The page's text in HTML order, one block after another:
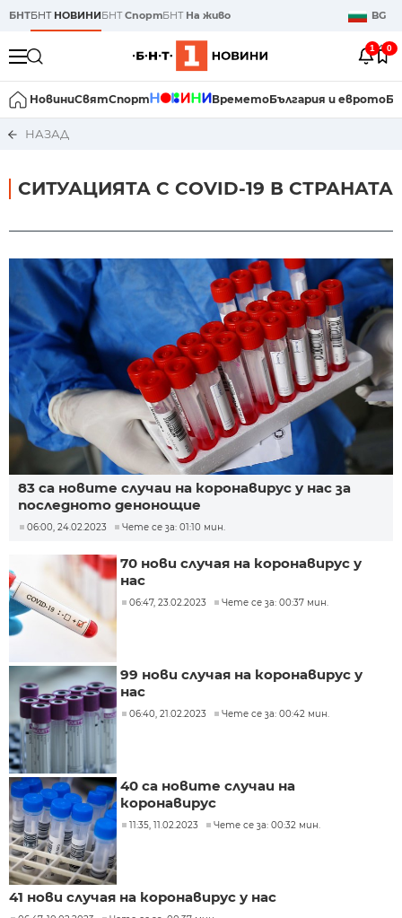
БНТБНТ НОВИНИБНТСпортБНТ На живо BG
1 0
НовиниСвятСпорт ВреметоБългария и еврото
НАЗАД
СИТУАЦИЯТА С COVID-19 В СТРАНАТА
83 са новите случаи на коронавирус у нас за
последното денонощие
06:00, 24.02.2023 Чете се за: 01:10 мин.
70 нови случая на коронавирус у
нас
06:47, 23.02.2023 Чете се за: 00:37 мин.
99 нови случая на коронавирус у
нас
06:40, 21.02.2023 Чете се за: 00:42 мин.
40 са новите случаи на
коронавирус
11:35, 11.02.2023 Чете се за: 00:32 мин.
41 нови случая на коронавирус у нас